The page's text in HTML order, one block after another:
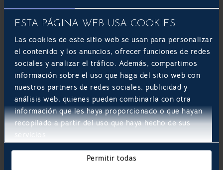
ESTA PÁGINA WEB USA COOKIES
Las cookies de este sitio web se usan para personalizar
el contenido y los anuncios, ofrecer funciones de redes
sociales y analizar el tráfico. Además, compartimos
información sobre el uso que haga del sitio web con
nuestros partners de redes sociales, publicidad y
análisis web, quienes pueden combinarla con otra
información que les haya proporcionado o que hayan
recopilado a partir del uso que haya hecho de sus
servicios.
Permitir todas
Web corporativa: 5 estrategias para
convertir visitantes en clientes
En el ecosistema digital actual, tener una página
web ya no es suficiente. Muchas empresas